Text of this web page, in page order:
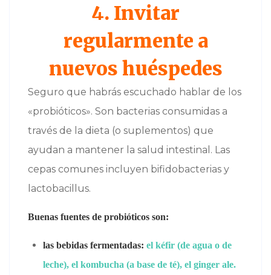
4. Invitar
regularmente a
nuevos huéspedes
Seguro que habrás escuchado hablar de los
«probióticos». Son bacterias consumidas a
través de la dieta (o suplementos) que
ayudan a mantener la salud intestinal. Las
cepas comunes incluyen bifidobacterias y
lactobacillus.
Buenas fuentes de probióticos son:
las bebidas fermentadas: el kéfir (de agua o de
leche), el kombucha (a base de té), el ginger ale.